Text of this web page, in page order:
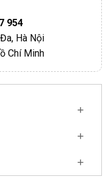
954
Hà Nội
Chí Minh